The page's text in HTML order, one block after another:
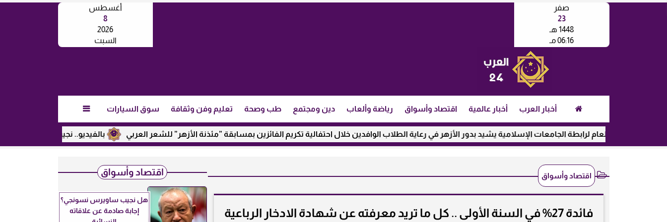
أغسطس
8
2026
السبت
صفر
23
1448 هـ
06:16 مـ
أخبار العرب أخبار عالمية اقتصاد وأسواق رياضة وألعاب دين ومجتمع طب وصحة تعليم وفن وثقافة سوق السيارات 
بالفيديو.. نجيب ساويرس يكشف عن الأمين العام لرابطة الجامعات الإسلامية يشيد بدور الأزهر في رعاية الطلاب الوافدين خلال احتفالية تكريم الفائزين بمسابقة ”مئذنة الأزهر” للشعر العربي
اقتصاد وأسواق
فائدة 27% في السنة الأولى .. كل ما تريد معرفته عن شهادة الادخار الرباعية
اقتصاد وأسواق
هل نجيب ساويرس نسونجي؟
إجابة صادمة عن علاقاته